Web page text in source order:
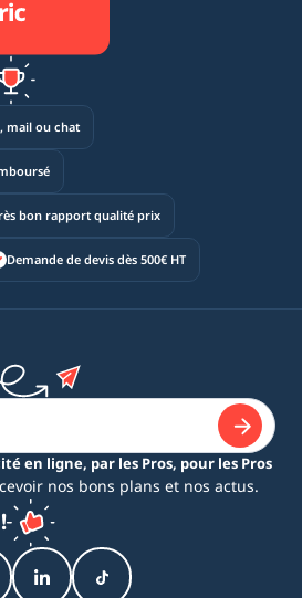
mail ou chat
bon rapport qualité prix
Demande de devis dès 500€ HT
en ligne, par les Pros, pour les Pros
nos bons plans et nos actus.